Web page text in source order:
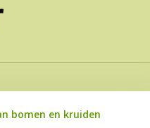
bomen en kruiden